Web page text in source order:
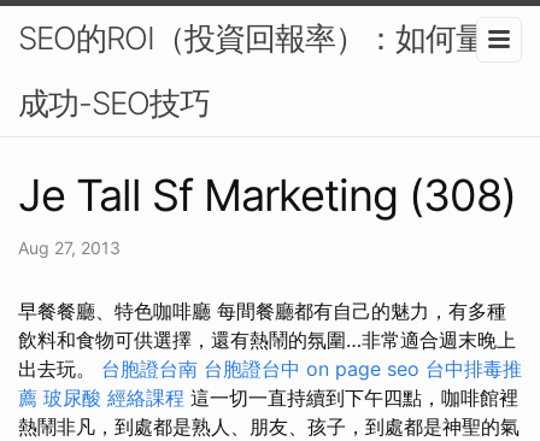
SEO的ROI（投資回報率）：如何量化
成功-SEO技巧
Je Tall Sf Marketing (308)
Aug 27, 2013
早餐餐廳、特色咖啡廳 每間餐廳都有自己的魅力，有多種
飲料和食物可供選擇，還有熱鬧的氛圍…非常適合週末晚上
出去玩。 台胞證台南 台胞證台中 on page seo 台中排毒推
薦 玻尿酸 經絡課程 這一切一直持續到下午四點，咖啡館裡
熱鬧非凡，到處都是熟人、朋友、孩子，到處都是神聖的氣